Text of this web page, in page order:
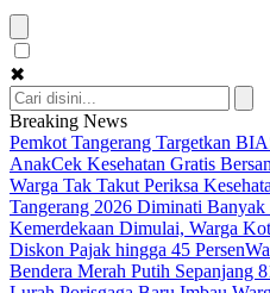
✖
Breaking News
Pemkot Tangerang Targetkan
AnakCek Kesehatan Gratis
Warga Tak Takut Periksa
Tangerang 2026 Diminati Banyak
Kemerdekaan Dimulai, Warga
Diskon Pajak hingga 45 Persen
Bendera Merah Putih Sepanjang